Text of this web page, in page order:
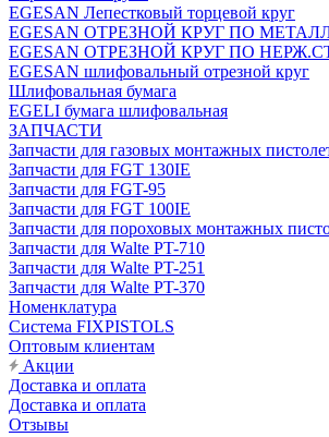
EGESAN Лепестковый торцевой круг
EGESAN ОТРЕЗНОЙ КРУГ ПО
EGESAN ОТРЕЗНОЙ КРУГ ПО
EGESAN шлифовальный отрезной круг
Шлифовальная бумага
EGELI бумага шлифовальная
ЗАПЧАСТИ
Запчасти для газовых монтажных
Запчасти для FGT 130IE
Запчасти для FGT-95
Запчасти для FGT 100IE
Запчасти для пороховых монтажных
Запчасти для Walte PT-710
Запчасти для Walte PT-251
Запчасти для Walte PT-370
Номенклатура
Система FIXPISTOLS
Оптовым клиентам
Акции
Доставка и оплата
Доставка и оплата
Отзывы